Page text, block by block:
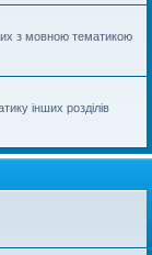
з мовною тематикою
інших розділів